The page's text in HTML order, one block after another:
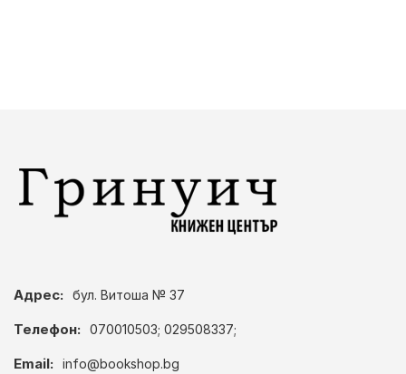
Адрес: бул. Витоша № 37
Телефон: 070010503; 029508337;
Email: info@bookshop.bg